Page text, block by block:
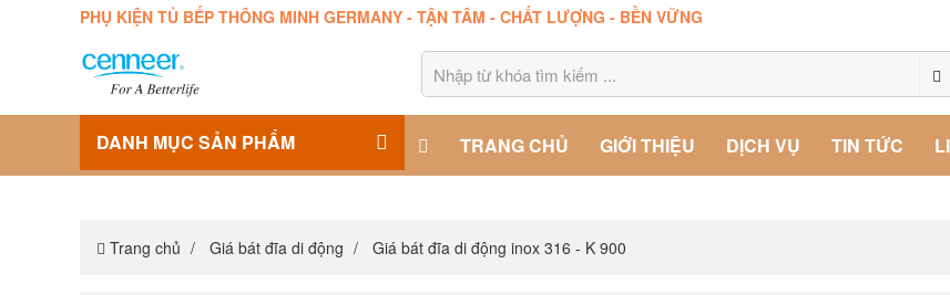
PHỤ KIỆN TỦ BẾP THÔNG MINH GERMANY - TẬN TÂM - CHẤT LƯỢNG - BỀN VỮNG
DANH MỤC SẢN PHẨM TRANG CHỦ GIỚI THIỆU DỊCH VỤ TIN TỨC
Trang chủ Giá bát đĩa di động Giá bát đĩa di động inox 316 - K 900